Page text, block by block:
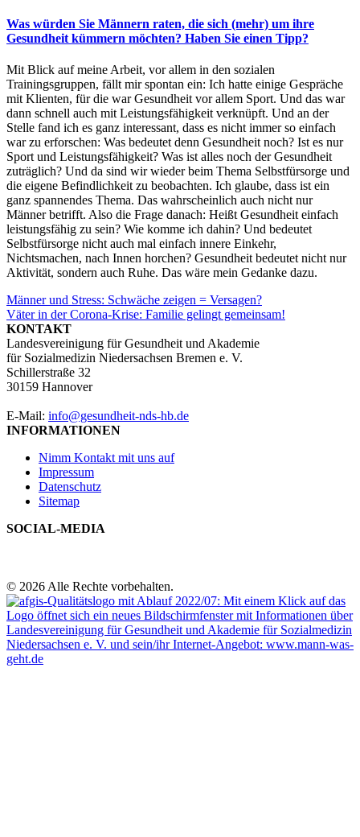
Was würden Sie Männern raten, die sich (mehr) um ihre
Gesundheit kümmern möchten? Haben Sie einen Tipp?
Mit Blick auf meine Arbeit, vor allem in den sozialen
Trainingsgruppen, fällt mir spontan ein: Ich hatte einige Gespräche
mit Klienten, für die war Gesundheit vor allem Sport. Und das war
dann schnell auch mit Leistungsfähigkeit verknüpft. Und an der
Stelle fand ich es ganz interessant, dass es nicht immer so einfach
war zu erforschen: Was bedeutet denn Gesundheit noch? Ist es nur
Sport und Leistungsfähigkeit? Was ist alles noch der Gesundheit
zuträglich? Und da sind wir wieder beim Thema Selbstfürsorge und
die eigene Befindlichkeit zu beobachten. Ich glaube, dass ist ein
ganz spannendes Thema. Das wahrscheinlich auch nicht nur
Männer betrifft. Also die Frage danach: Heißt Gesundheit einfach
leistungsfähig zu sein? Wie komme ich dahin? Und bedeutet
Selbstfürsorge nicht auch mal einfach innere Einkehr,
Nichtsmachen, nach Innen horchen? Gesundheit bedeutet nicht nur
Aktivität, sondern auch Ruhe. Das wäre mein Gedanke dazu.
Beitragsnavigation
Männer und Stress: Schwäche zeigen = Versagen?
Väter in der Corona-Krise: Familie gelingt gemeinsam!
KONTAKT
Landesvereinigung für Gesundheit und Akademie
für Sozialmedizin Niedersachsen Bremen e. V.
Schillerstraße 32
30159 Hannover
E-Mail: info@gesundheit-nds-hb.de
INFORMATIONEN
Nimm Kontakt mit uns auf
Impressum
Datenschutz
Sitemap
SOCIAL-MEDIA
© 2026 Alle Rechte vorbehalten.